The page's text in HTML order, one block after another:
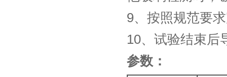
9、按照规范要
10、试验结束后
参数：